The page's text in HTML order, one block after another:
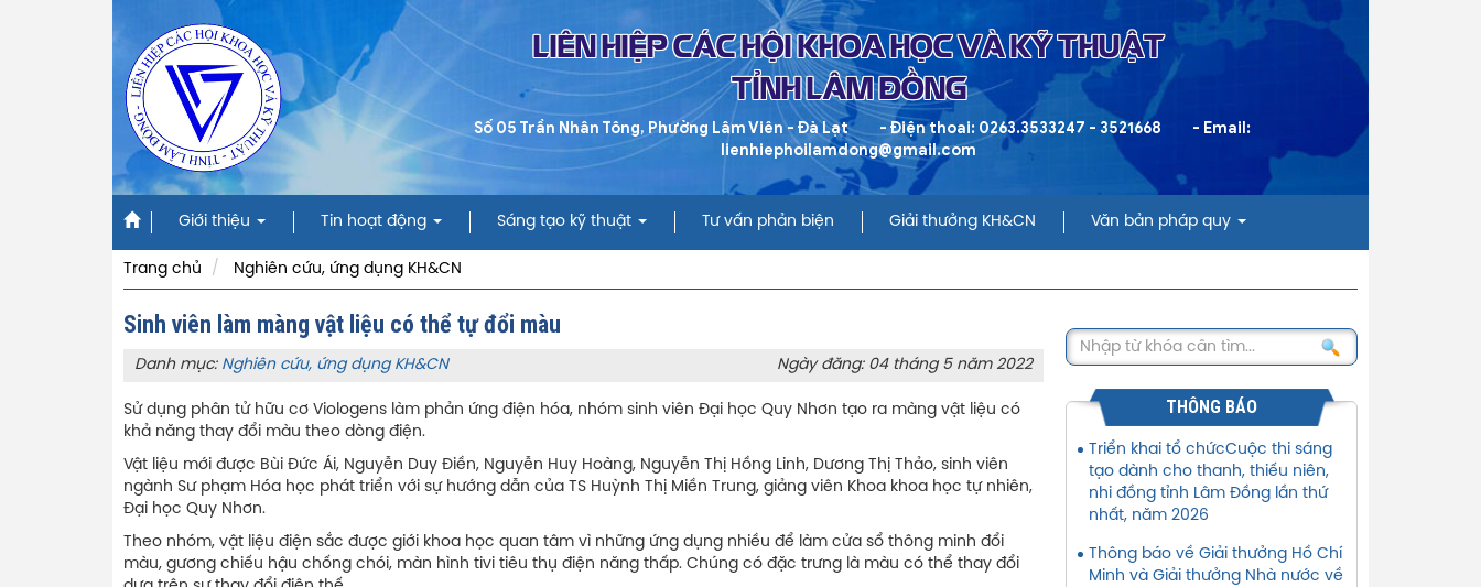
LIÊN HIỆP CÁC HỘI KHOA HỌC VÀ KỸ THUẬT
TỈNH LÂM ĐỒNG
Số 05 Trần Nhân Tông, Phường Lâm Viên - Đà Lạt - Điện thoai: 0263.3533247 - 3521668
- Email:
lienhiephoilamdong@gmail.com
Giới thiệu Tin hoạt động Sáng tạo kỹ thuật Tư vấn phản biện Giải thưởng KH&CN Văn bản pháp quy
Trang chủ Nghiên cứu, ứng dụng KH&CN
Sinh viên làm màng vật liệu có thể tự đổi màu
Danh mục: Nghiên cứu, ứng dụng KH&CN Ngày đăng: 04 tháng 5 năm 2022
Sử dụng phân tử hữu cơ Viologens làm phản ứng điện hóa, nhóm sinh viên Đại học Quy Nhơn tạo ra màng vật liệu có
khả năng thay đổi màu theo dòng điện.
Vật liệu mới được Bùi Đức Ái, Nguyễn Duy Điền, Nguyễn Huy Hoàng, Nguyễn Thị Hồng Linh, Dương Thị Thảo, sinh viên
ngành Sư phạm Hóa học phát triển với sự hướng dẫn của TS Huỳnh Thị Miền Trung, giảng viên Khoa khoa học tự nhiên,
Đại học Quy Nhơn.
Theo nhóm, vật liệu điện sắc được giới khoa học quan tâm vì những ứng dụng nhiều để làm cửa sổ thông minh đổi
màu, gương chiếu hậu chống chói, màn hình tivi tiêu thụ điện năng thấp. Chúng có đặc trưng là màu có thể thay đổi
THÔNG BÁO
Triển khai tổ chứcCuộc thi sáng
tạo dành cho thanh, thiếu niên,
nhi đồng tỉnh Lâm Đồng lần thứ
nhất, năm 2026
Thông báo về Giải thưởng Hồ Chí
Minh và Giải thưởng Nhà nước về